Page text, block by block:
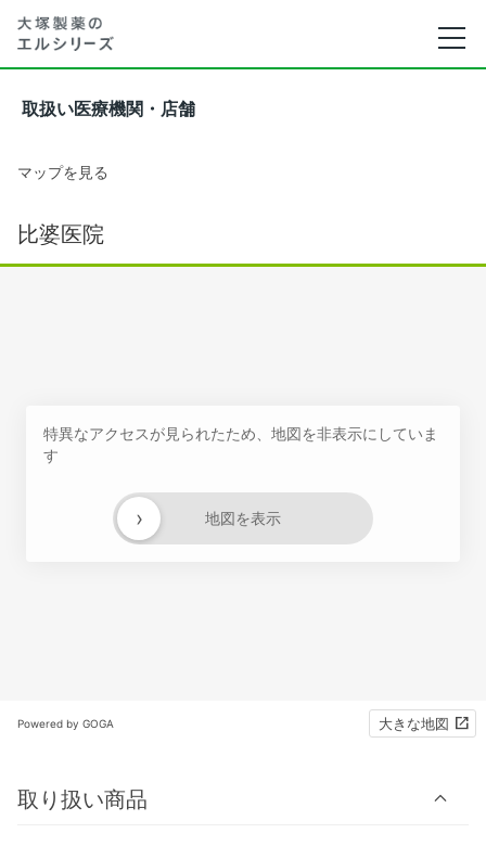
取扱い医療機関・店舗
マップを見る
比婆医院
特異なアクセスが見られたため、地図を非表示にしていま
す
地図を表示
›
Powered by GOGA 大きな地図
取り扱い商品